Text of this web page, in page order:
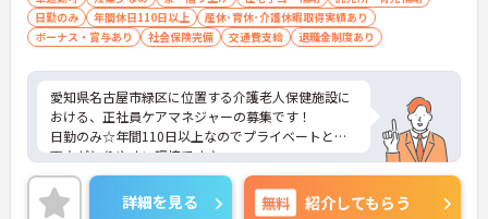
日勤のみ
年間休日110日以上
産休･育休･介護休暇取得実績あり
ボーナス・賞与あり
社会保険完備 交通費支給 退職金制度あり
愛知県名古屋市緑区に位置する介護老人保健施設に
おける、正社員ケアマネジャーの募集です！
日勤のみ☆年間110日以上なのでプライベートとの
両立がとりやすい環境です♪
ご興味ある方には、面接対策ポイントなど、さらに
詳細をお話しいたしますのでお気軽にご相談くださ
い。
詳細を見る 無料 紹介してもらう